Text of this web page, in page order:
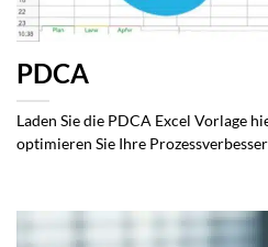
PDCA
Laden Sie die PDCA Excel Vorlage
optimieren Sie Ihre